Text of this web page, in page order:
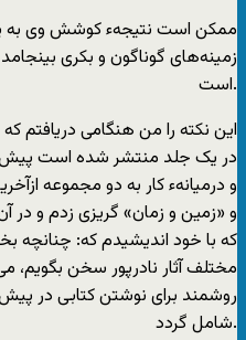
ممکن است نتیجهء کوشش وی به
زمینه‌های گوناگون و بکری
است.
این نکته را من هنگامی دریافتم
در یک جلد منتشر شده است پیش
و درمیانهء کار به دو مجموعه
و «زمین و زمان» گریزی زدم و در
که با خود اندیشیدم که: چنانچه
مختلف آثار نادرپور سخن بگویم،
روشمند برای نوشتن کتابی در
شامل گردد.